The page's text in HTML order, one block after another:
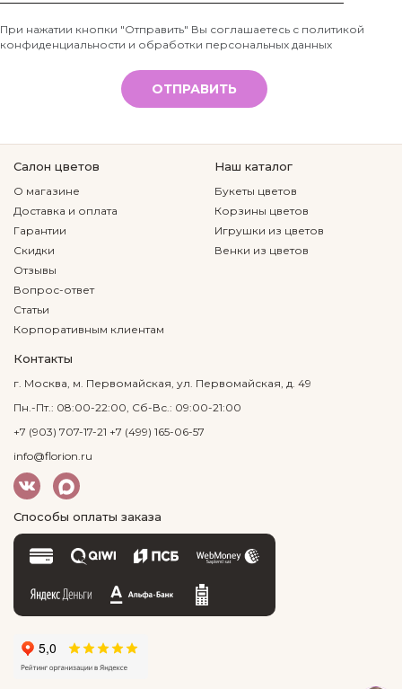
Телефон
*
При нажатии кнопки "Отправить" Вы соглашаетесь с политикой
конфиденциальности и обработки персональных данных
ОТПРАВИТЬ
Салон цветов
О магазине
Доставка и оплата
Гарантии
Скидки
Отзывы
Вопрос-ответ
Статьи
Корпоративным клиентам
Наш каталог
Букеты цветов
Корзины цветов
Игрушки из цветов
Венки из цветов
Контакты
г. Москва, м. Первомайская, ул. Первомайская, д. 49
Пн.-Пт.: 08:00-22:00, Сб-Вс.: 09:00-21:00
+7 (903) 707-17-21 +7 (499) 165-06-57
info@florion.ru
Способы оплаты заказа